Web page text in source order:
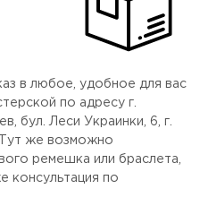
в любое, удобное для вас
по адресу г.
бул. Леси Украинки, 6, г.
Тут же возможно
ремешка или браслета,
консультация по